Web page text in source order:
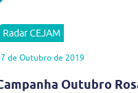
Radar CEJAM
de Outubro de 2019
Outubro